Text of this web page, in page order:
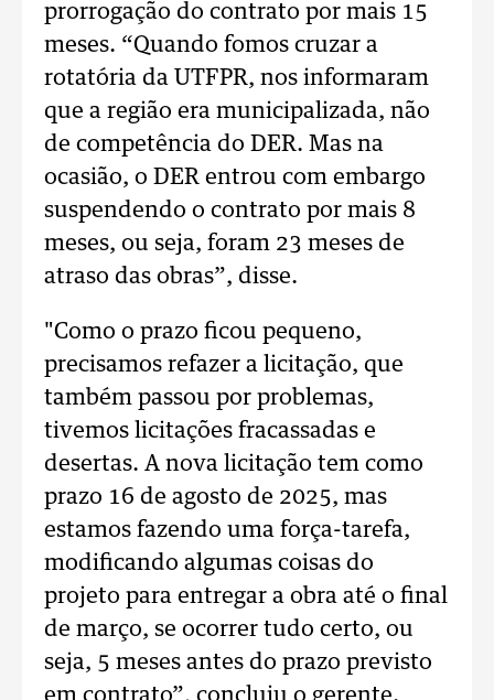
prorrogação do contrato por mais 15
meses. “Quando fomos cruzar a
rotatória da UTFPR, nos informaram
que a região era municipalizada, não
de competência do DER. Mas na
ocasião, o DER entrou com embargo
suspendendo o contrato por mais 8
meses, ou seja, foram 23 meses de
atraso das obras”, disse.
"Como o prazo ficou pequeno,
precisamos refazer a licitação, que
também passou por problemas,
tivemos licitações fracassadas e
desertas. A nova licitação tem como
prazo 16 de agosto de 2025, mas
estamos fazendo uma força-tarefa,
modificando algumas coisas do
projeto para entregar a obra até o final
de março, se ocorrer tudo certo, ou
seja, 5 meses antes do prazo previsto
em contrato”, concluiu o gerente.